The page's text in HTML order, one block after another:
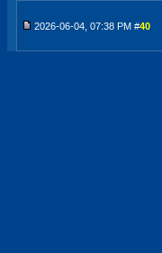
2026-06-04, 07:38 PM #40